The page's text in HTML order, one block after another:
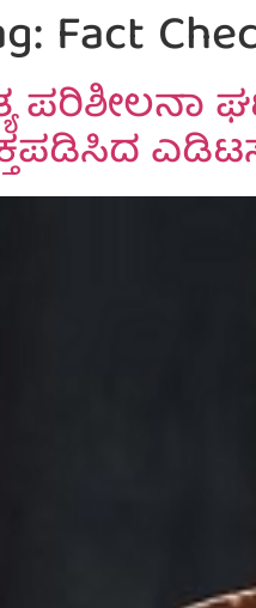
Fact
ಪರಿಶೀಲನಾ